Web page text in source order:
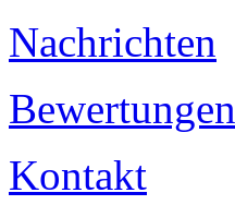
Nachrichten
Bewertungen
Kontakt